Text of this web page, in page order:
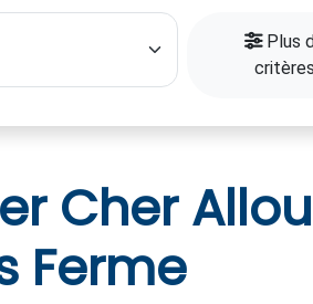
Plus
critères
Cher
Ferme